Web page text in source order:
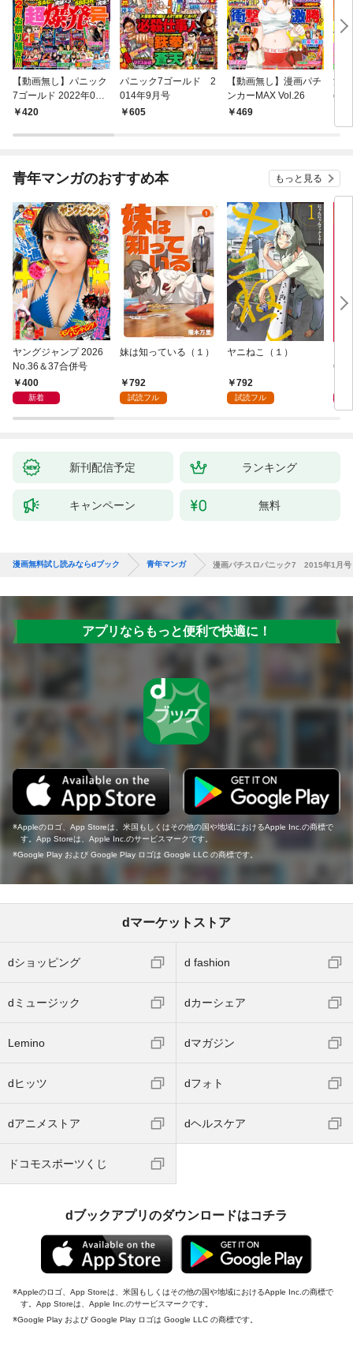
【動画無し】パニック
7ゴールド 2022年06
月号420
パニック7ゴールド 2
014年9月号
605
【動画無し】漫画パチ
ンカーMAX Vol.26
469
漫
青年マンガのおすすめ本 もっと見る
ヤングジャンプ 2026
No.36＆37合併号
400
新着
妹は知っている（１）
792
試読フル
ヤニねこ（１）
792
試読フル
6・
新刊配信予定 ランキング
キャンペーン 無料
漫画無料試し読みならdブック 青年マンガ 漫画パチスロパニック7 2015年1月号
アプリならもっと便利で快適に！
Appleのロゴ、App Storeは、米国もしくはその他の国や地域におけるApple Inc.の商標で
す。App Storeは、Apple Inc.のサービスマークです。
Google Play および Google Play ロゴは Google LLC の商標です。
dマーケットストア
dショッピング d fashion
dミュージック dカーシェア
Lemino dマガジン
dヒッツ dフォト
dアニメストア dヘルスケア
ドコモスポーツくじ
dブックアプリのダウンロードはコチラ
Appleのロゴ、App Storeは、米国もしくはその他の国や地域におけるApple Inc.の商標で
す。App Storeは、Apple Inc.のサービスマークです。
Google Play および Google Play ロゴは Google LLC の商標です。